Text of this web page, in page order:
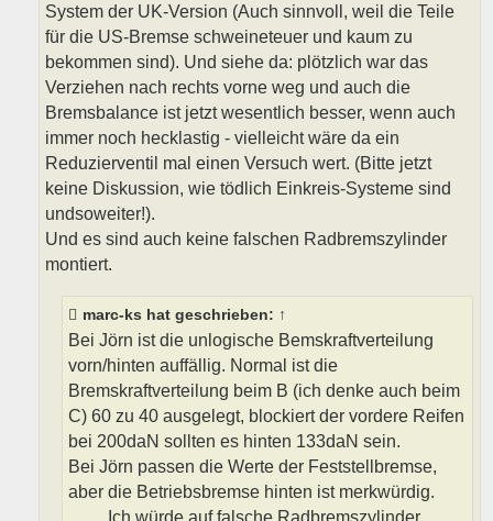
System der UK-Version (Auch sinnvoll, weil die Teile
für die US-Bremse schweineteuer und kaum zu
bekommen sind). Und siehe da: plötzlich war das
Verziehen nach rechts vorne weg und auch die
Bremsbalance ist jetzt wesentlich besser, wenn auch
immer noch hecklastig - vielleicht wäre da ein
Reduzierventil mal einen Versuch wert. (Bitte jetzt
keine Diskussion, wie tödlich Einkreis-Systeme sind
undsoweiter!).
Und es sind auch keine falschen Radbremszylinder
montiert.
marc-ks hat geschrieben: ↑
Bei Jörn ist die unlogische Bemskraftverteilung
vorn/hinten auffällig. Normal ist die
Bremskraftverteilung beim B (ich denke auch beim
C) 60 zu 40 ausgelegt, blockiert der vordere Reifen
bei 200daN sollten es hinten 133daN sein.
Bei Jörn passen die Werte der Feststellbremse,
aber die Betriebsbremse hinten ist merkwürdig.
…… Ich würde auf falsche Radbremszylinder